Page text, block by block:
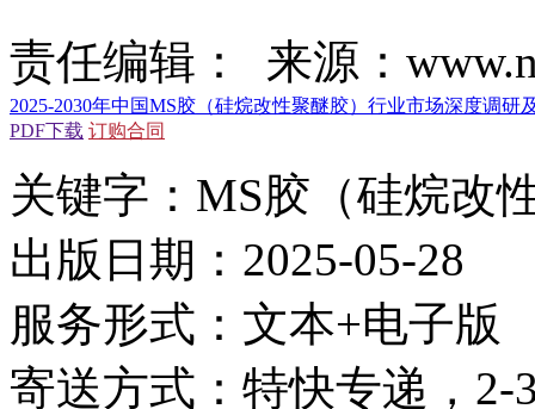
责任编辑： 来源：
2025-2030年中国MS胶（硅烷改性聚醚胶）行业市场深度调研
PDF下载 订购合同
关键字：MS胶（硅烷改
出版日期：2025-05-28
服务形式：文本+电子版
寄送方式：特快专递，2-